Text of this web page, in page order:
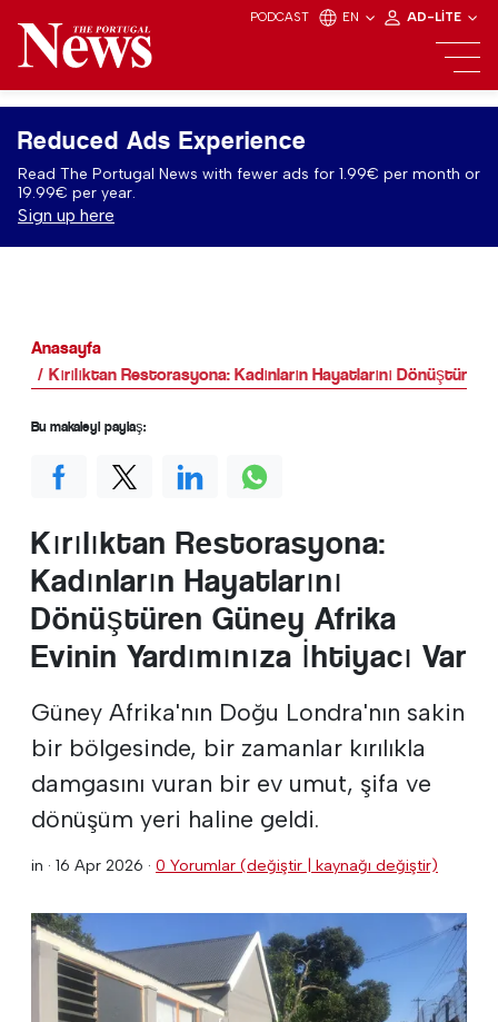
PODCAST EN AD-LITE
Reduced Ads Experience
Read The Portugal News with fewer ads for 1.99€ per month or
19.99€ per year.
Sign up here
Anasayfa
Kırılıktan Restorasyona: Kadınların Hayatlarını Dönüştüren
Kırılıktan Restorasyona:
Kadınların Hayatlarını
Dönüştüren Güney Afrika
Evinin Yardımınıza İhtiyacı Var
Güney Afrika'nın Doğu Londra'nın sakin
bir bölgesinde, bir zamanlar kırılıkla
damgasını vuran bir ev umut, şifa ve
dönüşüm yeri haline geldi.
in · 16 Apr 2026 · 0 Yorumlar (değiştir | kaynağı değiştir)
Bu makaleyi paylaş: